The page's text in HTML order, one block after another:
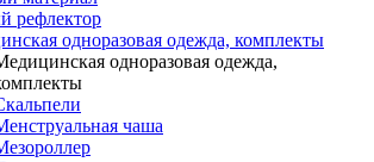
рефлектор
одноразовая одежда, комплекты
одноразовая одежда,
чаша